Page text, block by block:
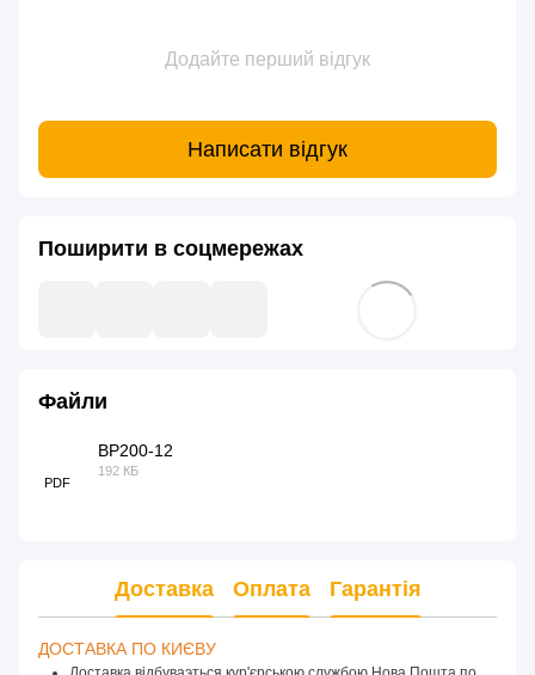
Додайте перший відгук
Написати відгук
Поширити в соцмережах
Файли
PDF
BP200-12
192 КБ
Доставка Оплата Гарантія
ДОСТАВКА ПО КИЄВУ